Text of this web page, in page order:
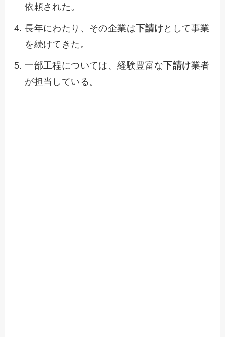
依頼された。
長年にわたり、その企業は下請けとして事業
を続けてきた。
一部工程については、経験豊富な下請け業者
が担当している。